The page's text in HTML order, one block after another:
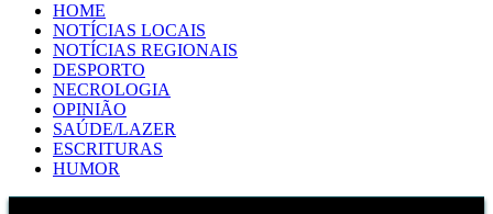
HOME
NOTÍCIAS LOCAIS
NOTÍCIAS REGIONAIS
DESPORTO
NECROLOGIA
OPINIÃO
SAÚDE/LAZER
ESCRITURAS
HUMOR